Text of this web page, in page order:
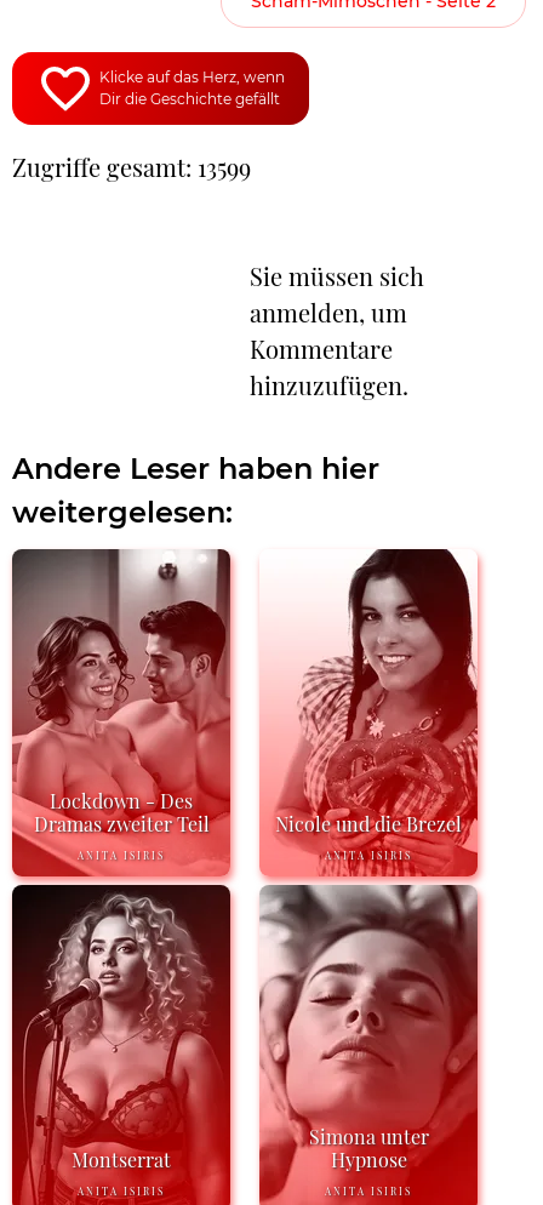
Klicke auf das Herz, wenn
Dir die Geschichte gefällt
Zugriffe gesamt: 13599
Sie müssen sich
anmelden, um
Kommentare
hinzuzufügen.
Andere Leser haben hier
weitergelesen:
Lockdown - Des
Dramas zweiter Teil
ANITA ISIRIS
Nicole und die Brezel
ANITA ISIRIS
Montserrat
ANITA ISIRIS
Simona unter
Hypnose
ANITA ISIRIS